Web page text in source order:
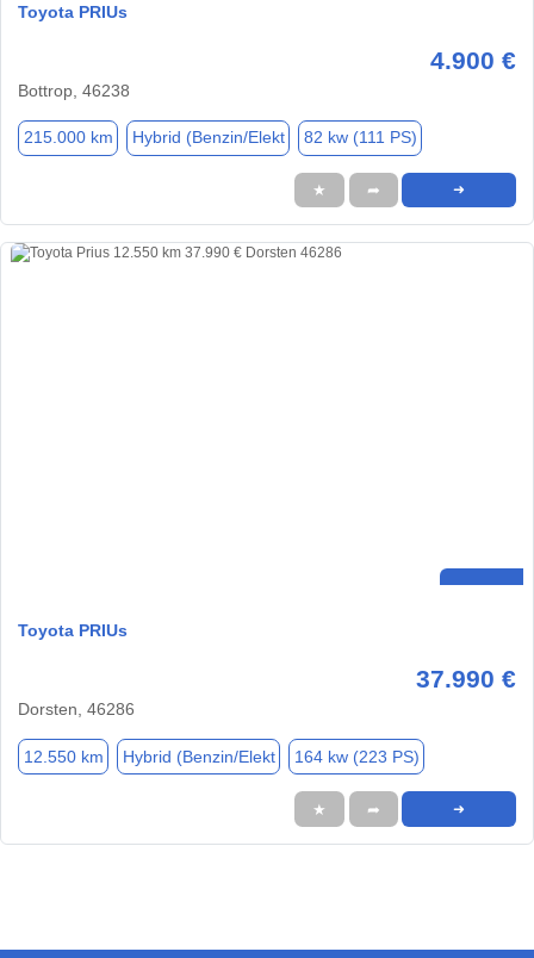
Toyota PRIUs
4.900 €
Bottrop, 46238
215.000 km Hybrid (Benzin/Elekt 82 kw (111 PS)
★ ➦ ➜
Toyota PRIUs
37.990 €
Dorsten, 46286
12.550 km Hybrid (Benzin/Elekt 164 kw (223 PS)
★ ➦ ➜